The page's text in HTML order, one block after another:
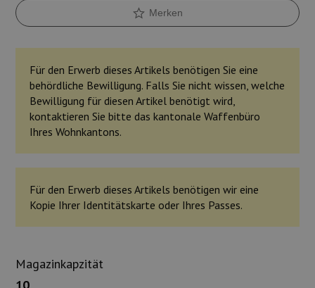
Merken
Für den Erwerb dieses Artikels benötigen Sie eine
behördliche Bewilligung. Falls Sie nicht wissen, welche
Bewilligung für diesen Artikel benötigt wird,
kontaktieren Sie bitte das kantonale Waffenbüro
Ihres Wohnkantons.
Für den Erwerb dieses Artikels benötigen wir eine
Kopie Ihrer Identitätskarte oder Ihres Passes.
Magazinkapzität